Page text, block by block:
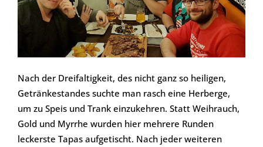
Nach der Dreifaltigkeit, des nicht ganz so heiligen,
Getränkestandes suchte man rasch eine Herberge,
um zu Speis und Trank einzukehren. Statt Weihrauch,
Gold und Myrrhe wurden hier mehrere Runden
leckerste Tapas aufgetischt. Nach jeder weiteren